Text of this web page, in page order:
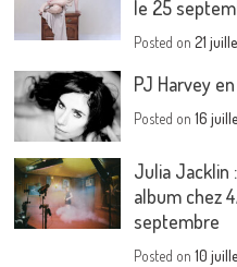
le 25
Posted on21
PJ Harvey
Posted on16
Julia Jacklin
album chez
septembre
Posted on10